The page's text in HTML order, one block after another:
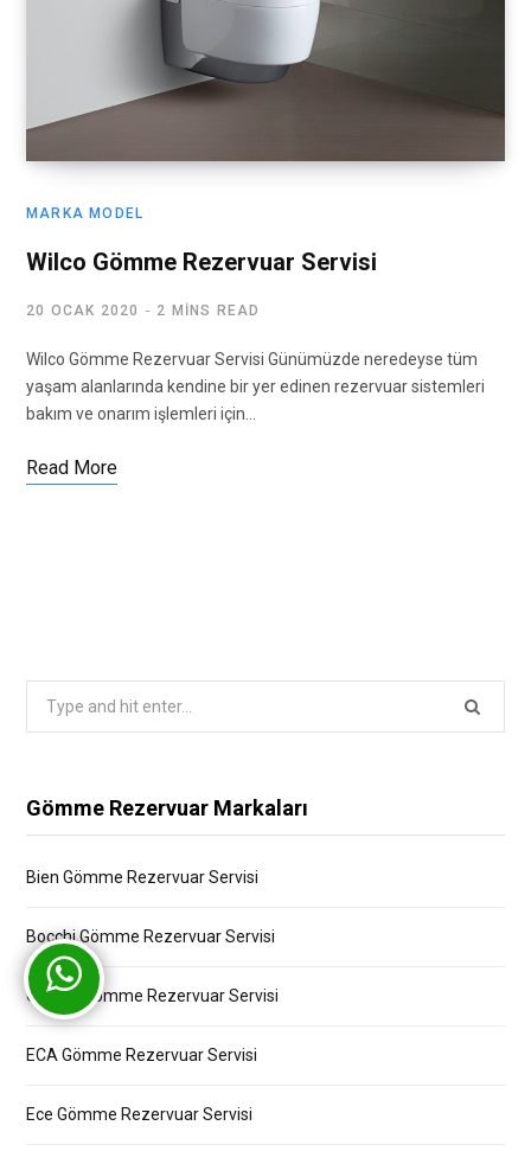
MARKA MODEL
Wilco Gömme Rezervuar Servisi
20 OCAK 2020 2 MINS READ
Wilco Gömme Rezervuar Servisi Günümüzde neredeyse tüm
yaşam alanlarında kendine bir yer edinen rezervuar sistemleri
bakım ve onarım işlemleri için…
Read More
Gömme Rezervuar Markaları
Bien Gömme Rezervuar Servisi
Bocchi Gömme Rezervuar Servisi
Creavit Gömme Rezervuar Servisi
ECA Gömme Rezervuar Servisi
Ece Gömme Rezervuar Servisi